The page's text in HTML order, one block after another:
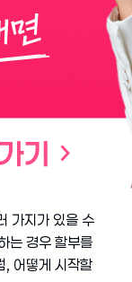
가지가 있을 수
는 경우 할부를
, 어떻게 시작할